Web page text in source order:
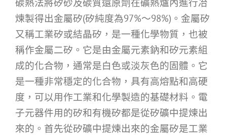
煉製得出金屬矽(矽純度為97%～98%)。金屬矽
又稱工業矽或結晶矽，是一種化學物質，也被
稱作金屬二矽。它是由金屬元素鈉和矽元素組
成的化合物，通常是白色或淡灰色的固體。它
是一種非常穩定的化合物，具有高熔點和高硬
度，可以用作工業和化學製造的基礎材料。電
子元器件用的矽和有機矽都是從矽礦中提煉出
來的。首先從矽礦中提煉出來的金屬矽是工業